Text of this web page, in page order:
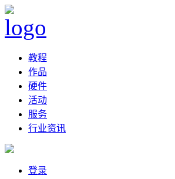
教程
作品
硬件
活动
服务
行业资讯
登录